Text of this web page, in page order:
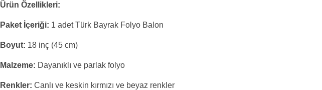
Ürün Özellikleri:
Paket İçeriği: 1 adet Türk Bayrak Folyo Balon
Boyut: 18 inç (45 cm)
Malzeme: Dayanıklı ve parlak folyo
Renkler: Canlı ve keskin kırmızı ve beyaz renkler